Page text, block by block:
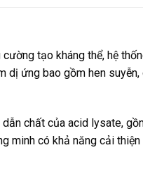
tạo kháng thể, hệ
dị ứng bao gồm hen
chất của acid lysate,
minh có khả năng cải